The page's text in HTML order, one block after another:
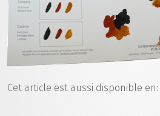
Cet article est aussi disponible en: